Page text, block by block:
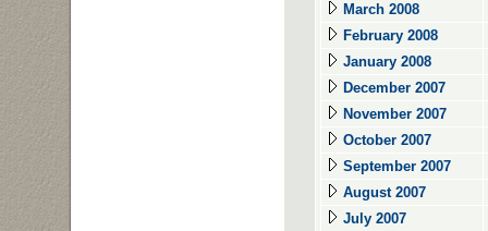
March 2008
February 2008
January 2008
December 2007
November 2007
October 2007
September 2007
August 2007
July 2007